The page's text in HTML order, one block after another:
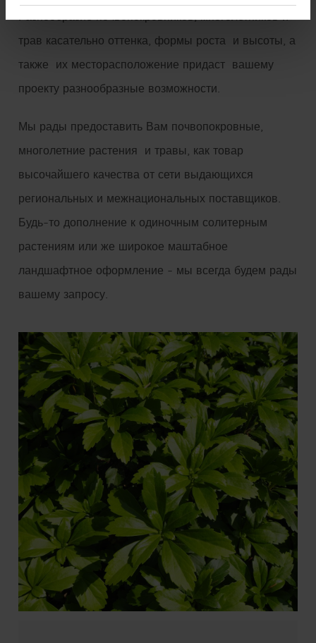
Разнообразие почвопокровников, многолетников и
трав касательно оттенка, формы роста и высоты, а
также их месторасположение придаст вашему
проекту разнообразные возможности.
Мы рады предоставить Вам почвопокровные,
многолетние растения и травы, как товар
высочайшего качества от сети выдающихся
региональных и межнациональных поставщиков.
Будь-то дополнение к одиночным солитерным
растениям или же широкое маштабное
ландшафтное оформление - мы всегда будем рады
вашему запросу.
Pachysandra terminalis